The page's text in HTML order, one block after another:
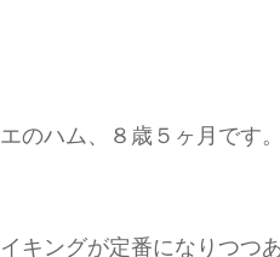
のハム、８歳５ヶ月です。
キングが定番になりつつ